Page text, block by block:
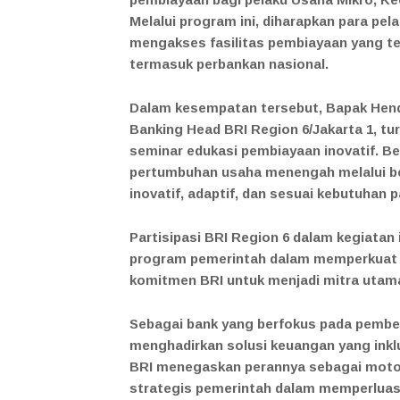
Melalui program ini, diharapkan para
mengakses fasilitas pembiayaan yang
termasuk perbankan nasional.
Dalam kesempatan tersebut, Bapak
Banking Head BRI Region 6/Jakarta 1,
seminar edukasi pembiayaan inovatif.
pertumbuhan usaha menengah melalui
inovatif, adaptif, dan sesuai kebutuhan
Partisipasi BRI Region 6 dalam
program pemerintah dalam
komitmen BRI untuk menjadi mitra
Sebagai bank yang berfokus pada
menghadirkan solusi keuangan yang
BRI menegaskan perannya sebagai
strategis pemerintah dalam